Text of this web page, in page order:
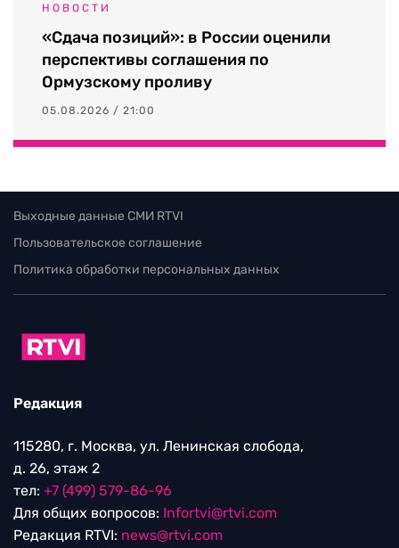
НОВОСТИ
«Сдача позиций»: в России оценили
перспективы соглашения по
Ормузскому проливу
05.08.2026 / 21:00
Выходные данные СМИ RTVI
Пользовательское соглашение
Политика обработки персональных данных
Редакция
115280, г. Москва, ул. Ленинская слобода,
д. 26, этаж 2
тел: +7 (499) 579-86-96
Для общих вопросов: Infortvi@rtvi.com
Редакция RTVI: news@rtvi.com